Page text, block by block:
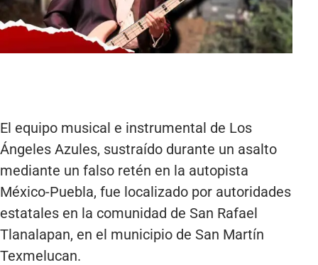
El equipo musical e instrumental de Los
Ángeles Azules, sustraído durante un asalto
mediante un falso retén en la autopista
México-Puebla, fue localizado por autoridades
estatales en la comunidad de San Rafael
Tlanalapan, en el municipio de San Martín
Texmelucan.